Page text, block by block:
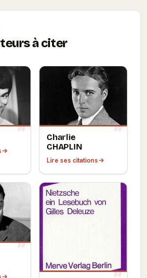
à citer
Charlie
CHAPLIN
Lire ses citations